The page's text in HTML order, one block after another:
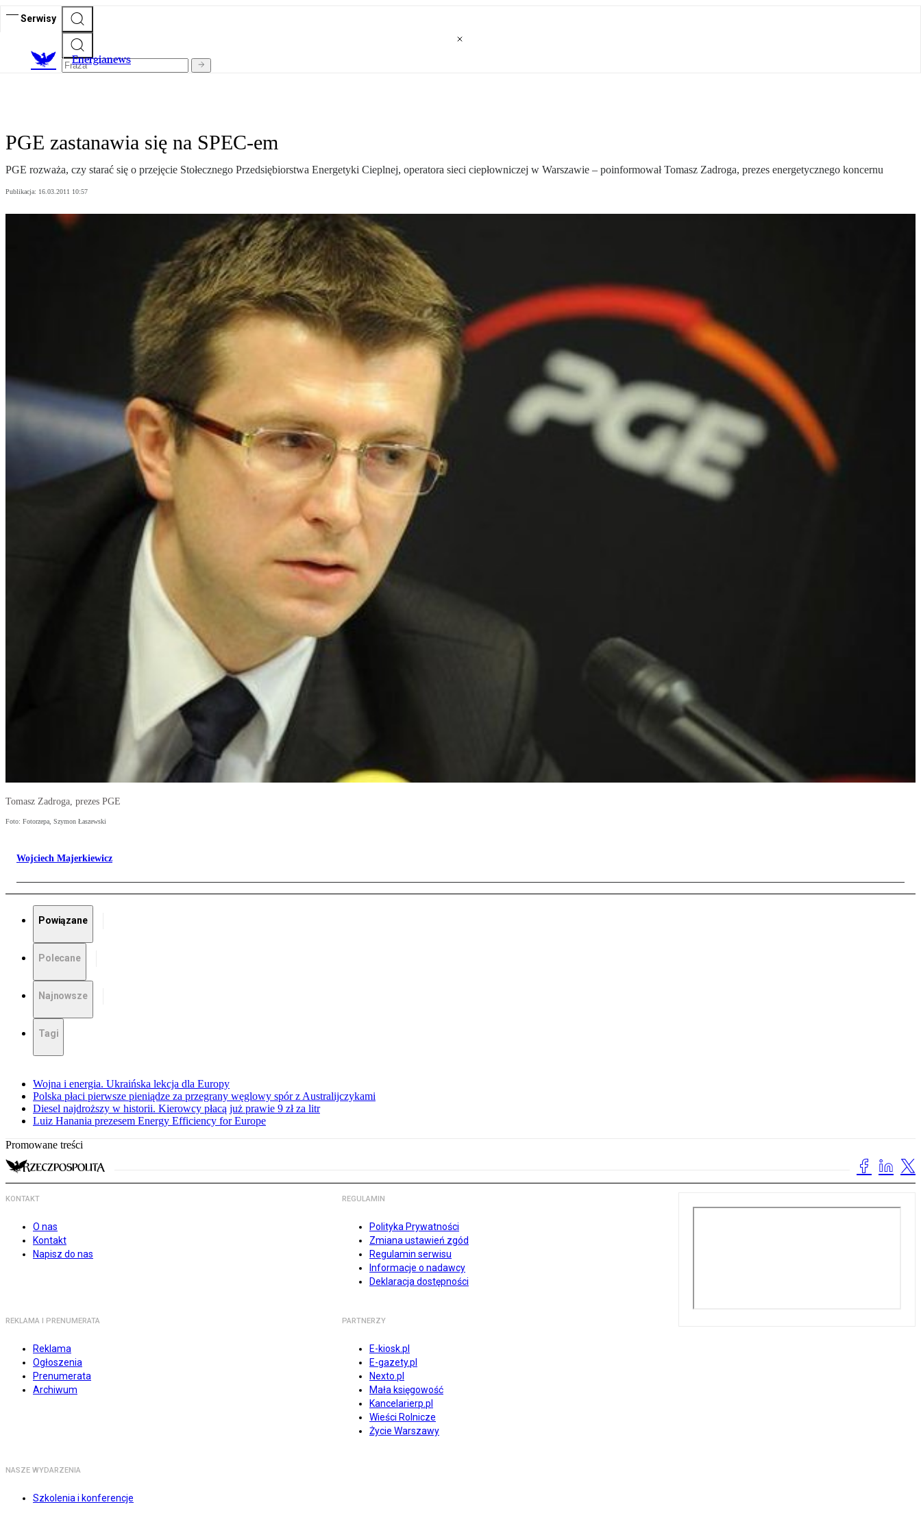
Serwisy
Energianews
PGE zastanawia się na SPEC-em
PGE rozważa, czy starać się o przejęcie Stołecznego Przedsiębiorstwa Energetyki Cieplnej, operatora sieci ciepłowniczej w Warszawie – poinformował Tomasz Zadroga, prezes energetycznego koncernu
Publikacja: 16.03.2011 10:57
Tomasz Zadroga, prezes PGE
Foto: Fotorzepa, Szymon Łaszewski
Wojciech Majerkiewicz
Powiązane
Polecane
Najnowsze
Tagi
Wojna i energia. Ukraińska lekcja dla Europy
Polska płaci pierwsze pieniądze za przegrany węglowy spór z Australijczykami
Diesel najdroższy w historii. Kierowcy płacą już prawie 9 zł za litr
Luiz Hanania prezesem Energy Efficiency for Europe
Promowane treści
KONTAKT
O nas
Kontakt
Napisz do nas
REGULAMIN
Polityka Prywatności
Zmiana ustawień zgód
Regulamin serwisu
Informacje o nadawcy
Deklaracja dostępności
REKLAMA I PRENUMERATA
Reklama
Ogłoszenia
Prenumerata
Archiwum
PARTNERZY
E-kiosk.pl
E-gazety.pl
Nexto.pl
Mała księgowość
Kancelarierp.pl
Wieści Rolnicze
Życie Warszawy
NASZE WYDARZENIA
Szkolenia i konferencje